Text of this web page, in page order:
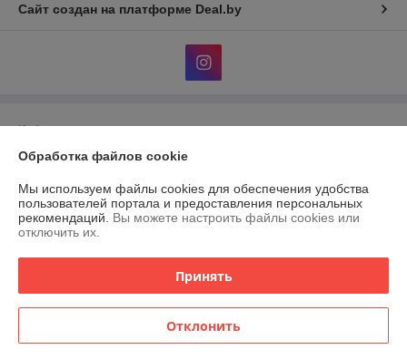
Сайт создан на платформе Deal.by
Информация для покупателя
Юридическое лицо:Частное торгово-производственное унитарное
224014, г. Брест, ул. Дворникова, д. 3
Регистрационный номер ЕГР: 290666389
Регистрационный орган: Администрация Ленинского района города
Дата регистрации компании: 04.12.2008
Местонахождение книги жалоб и предложений: Дворникова, 3
Обработка файлов cookie
Мы используем файлы cookies для обеспечения удобства
пользователей портала и предоставления персональных
рекомендаций. Вы можете настроить файлы cookies или
отключить их.
Принять
Отклонить